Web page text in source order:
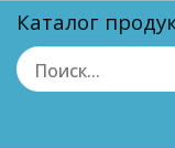
Каталог